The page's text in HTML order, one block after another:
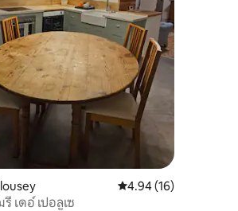
รีวิว คะแนนเฉลี่ย 4.94 จาก
4.94 (16)
เดอ์ เปอลูเซ